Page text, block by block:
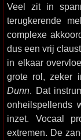
Veel zit in
terugkerende
complexe
dus een vrij
in elkaar
grote rol, zeker
Dunn . Dat
onheilspellends
inzet. Vocaal
extremen. De